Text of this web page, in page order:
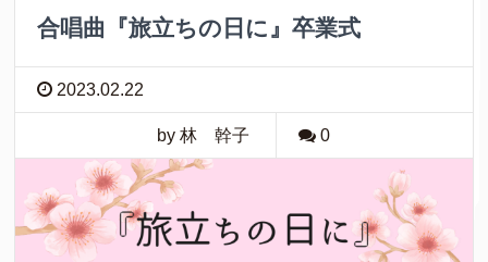
合唱曲『旅立ちの日に』卒業式
2023.02.22
by 林 幹子 0